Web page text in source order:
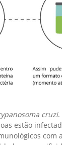
cruzi.
estão
com